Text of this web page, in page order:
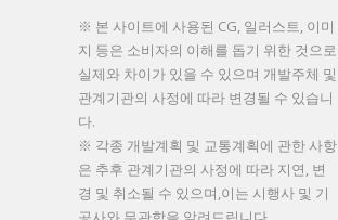
※ 본 사이트에 사용된 CG, 일러스트, 이미
지 등은 소비자의 이해를 돕기 위한 것으로
실제와 차이가 있을 수 있으며 개발주체 및
관계기관의 사정에 따라 변경될 수 있습니
다.
※ 각종 개발계획 및 교통계획에 관한 사항
은 추후 관계기관의 사정에 따라 지연, 변
경 및 취소될 수 있으며,이는 시행사 및 기